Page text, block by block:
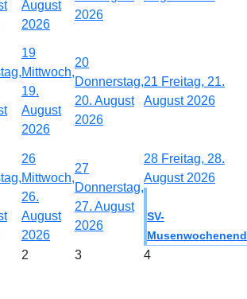
August
2026
2026
19
Mittwoch,
19.
August
2026
20
Donnerstag,
20. August
2026
21 Freitag, 21.
August 2026
26
Mittwoch,
26.
August
2026
27
Donnerstag,
27. August
2026
28 Freitag, 28.
August 2026
SV-
2 3 4